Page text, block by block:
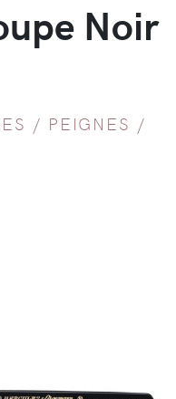
Noir
/ PEIGNES /